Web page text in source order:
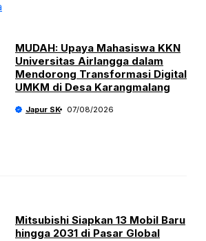
MUDAH: Upaya Mahasiswa KKN
Universitas Airlangga dalam
Mendorong Transformasi Digital
UMKM di Desa Karangmalang
Japur SK 07/08/2026
Mitsubishi Siapkan 13 Mobil Baru
hingga 2031 di Pasar Global